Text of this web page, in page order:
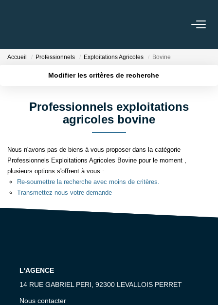
LOCATIONS
MISSIONS DE GESTION
GARANTIE DE LOYERS
NOS TÉMOIGNAGES
CONTACT
Accueil Professionnels Exploitations Agricoles Bovine
Modifier les critères de recherche
Plus de critères Créer une alerte
Professionnels exploitations
agricoles bovine
Nous n'avons pas de biens à vous proposer dans la catégorie
Professionnels Exploitations Agricoles Bovine pour le moment ,
plusieurs options s'offrent à vous :
Re-soumettre la recherche avec moins de critères.
Transmettez-nous votre demande
L'AGENCE
14 RUE GABRIEL PERI, 92300 LEVALLOIS PERRET
Nous contacter